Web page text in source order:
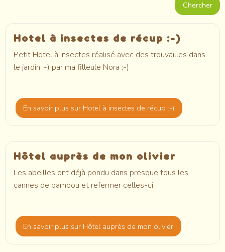
Hotel à insectes de récup :-)
Petit Hotel à insectes réalisé avec des trouvailles dans
le jardin :-) par ma filleule Nora ;-)
En savoir plussur Hotel à insectes de récup :-)
Hôtel auprès de mon olivier
Les abeilles ont déjà pondu dans presque tous les
cannes de bambou et refermer celles-ci
En savoir plussur Hôtel auprès de mon olivier